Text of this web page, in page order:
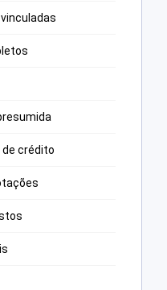
de crédito